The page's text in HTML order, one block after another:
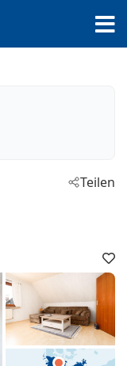
Teilen